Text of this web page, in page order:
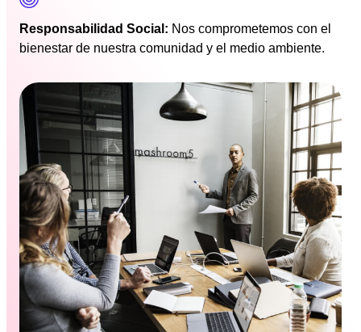
Responsabilidad Social: Nos comprometemos con el
bienestar de nuestra comunidad y el medio ambiente.